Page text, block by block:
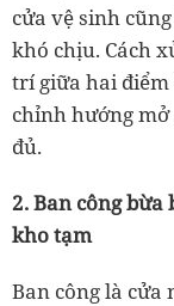
cửa vệ sinh
khó chịu. Cách
trí giữa hai điểm
chỉnh hướng
đủ.
2. Ban công
kho tạm
Ban công là cửa